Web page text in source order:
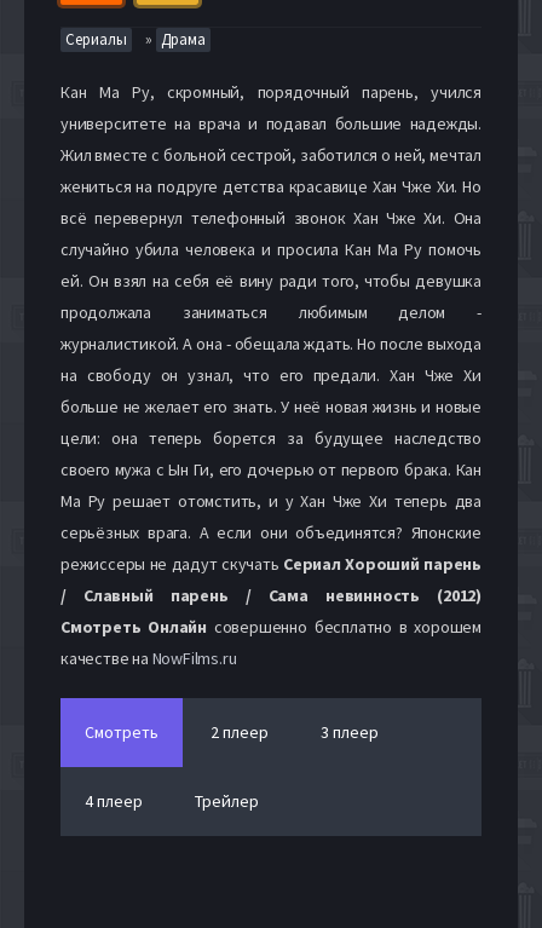
Сериалы » Драма
Кан Ма Ру, скромный, порядочный парень, учился
университете на врача и подавал большие надежды.
Жил вместе с больной сестрой, заботился о ней, мечтал
жениться на подруге детства красавице Хан Чже Хи. Но
всё перевернул телефонный звонок Хан Чже Хи. Она
случайно убила человека и просила Кан Ма Ру помочь
ей. Он взял на себя её вину ради того, чтобы девушка
продолжала заниматься любимым делом -
журналистикой. А она - обещала ждать. Но после выхода
на свободу он узнал, что его предали. Хан Чже Хи
больше не желает его знать. У неё новая жизнь и новые
цели: она теперь борется за будущее наследство
своего мужа с Ын Ги, его дочерью от первого брака. Кан
Ма Ру решает отомстить, и у Хан Чже Хи теперь два
серьёзных врага. А если они объединятся? Японские
режиссеры не дадут скучать Сериал Хороший парень
/ Славный парень / Сама невинность (2012)
Cмотреть Онлайн совершенно бесплатно в хорошем
качестве на NowFilms.ru
Смотреть 2 плеер 3 плеер
4 плеер Трейлер